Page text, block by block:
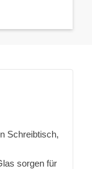
Schreibtisch,
sorgen für